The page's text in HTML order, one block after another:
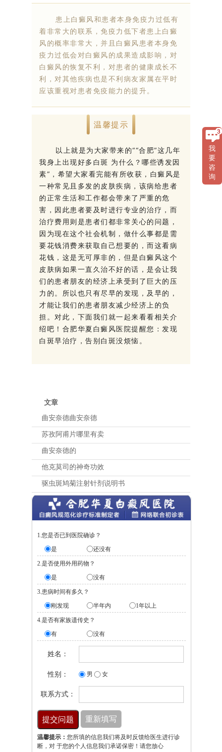
患上白癜风和患者本身免疫力过低有
着非常大的联系，免疫力低下者患上白癜
风的概率非常大，并且白癜风患者本身免
疫力过低会对白癜风的成果造成影响，对
白癜风的恢复不利，对患者的健康成长不
利，对其他疾病也是不利病友家属在平时
应该重视对患者免疫能力的提升。
温馨提示
以上就是为大家带来的““合肥”这几年
我身上出现好多白斑 为什么？哪些诱发因
素”，希望大家看完能有所收获，白癜风是
一种常见且多发的皮肤疾病，该病给患者
的正常生活和工作都会带来了严重的危
害，因此患者要及时进行专业的治疗，而
治疗费用则是患者们都非常关心的问题，
因为现在这个社会机制，做什么事都是需
要花钱消费来获取自己想要的，而这看病
花钱，这是无可厚非的，但是白癜风这个
皮肤病如果一直久治不好的话，是会让我
们的患者朋友的经济上承受到了巨大的压
力的。所以也只有尽早的发现，及早的，
才能让我们的患者朋友减少经济上的负
担。对此，下面我们就一起来看看相关介
绍吧！合肥华夏白癜风医院提醒您：发现
白斑早治疗，告别白斑没烦恼。
文章
曲安奈德曲安奈德
苏孜阿甫片哪里有卖
曲安奈德的
他克莫司的神奇功效
驱虫斑鸠菊注射针剂说明书
1.您是否已到医院确诊？
是
还没有
2.是否使用外用药物？
是
没有
3.患病时间有多久？
刚发现
半年内 1年以上
4.是否有家族遗传史？
有
没有
姓名：
性别： 男 女
联系方式：
温馨提示： 您所填的信息我们将及时反馈给医生进行诊
断，对 于您的个人信息我们承诺保密！请您放心
我
要
咨
询